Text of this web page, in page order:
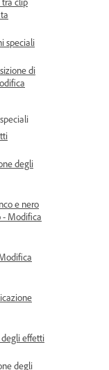
speciali
di
degli
e nero
- Modifica
effetti
degli